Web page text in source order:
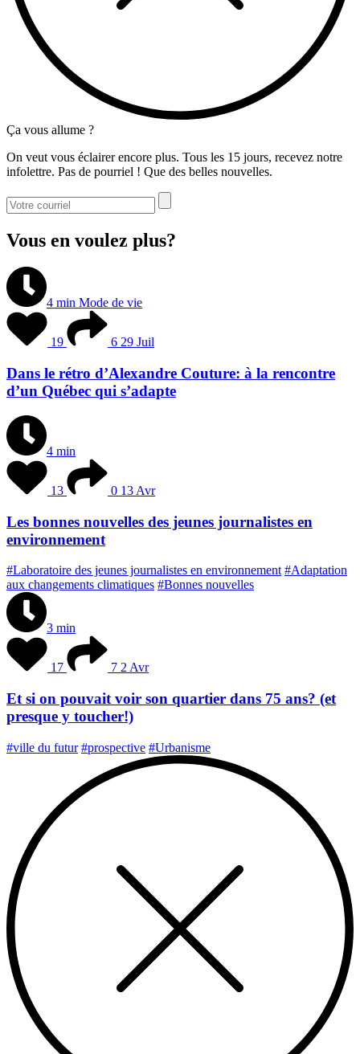
Ça vous allume ?
On veut vous éclairer encore plus. Tous les 15 jours, recevez notre
infolettre. Pas de pourriel ! Que des belles nouvelles.
Vous en voulez plus?
4 min Mode de vie
19 6 29 Juil
Dans le rétro d’Alexandre Couture: à la rencontre
d’un Québec qui s’adapte
4 min
13 0 13 Avr
Les bonnes nouvelles des jeunes journalistes en
environnement
#Laboratoire des jeunes journalistes en environnement #Adaptation
aux changements climatiques #Bonnes nouvelles
3 min
17 7 2 Avr
Et si on pouvait voir son quartier dans 75 ans? (et
presque y toucher!)
#ville du futur #prospective #Urbanisme